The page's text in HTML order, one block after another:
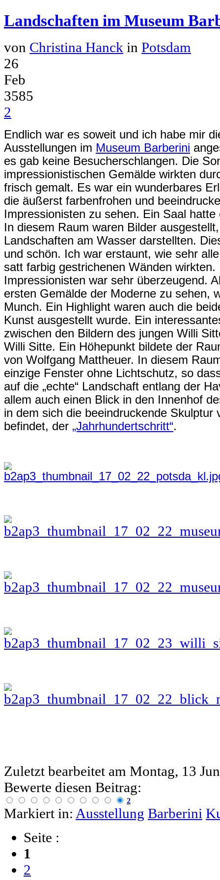
Landschaften im Museum
von Christina Hanck in Potsdam
26
Feb
3585
2
Endlich war es soweit und ich habe mir
Ausstellungen im Museum Barberini
es gab keine Besucherschlangen. Die
impressionistischen Gemälde wirkten
frisch gemalt. Es war ein wunderbares
die äußerst farbenfrohen und
Impressionisten zu sehen. Ein Saal
In diesem Raum waren Bilder
Landschaften am Wasser darstellten.
und schön. Ich war erstaunt, wie sehr
satt farbig gestrichenen Wänden
Impressionisten war sehr überzeugend.
ersten Gemälde der Moderne zu sehen,
Munch. Ein Highlight waren auch die
Kunst ausgestellt wurde. Ein
zwischen den Bildern des jungen Willi
Willi Sitte. Ein Höhepunkt bildete der
von Wolfgang Mattheuer. In diesem
einzige Fenster ohne Lichtschutz, so
auf die „echte“ Landschaft entlang der
allem auch einen Blick in den Innenhof
in dem sich die beeindruckende Skulptur
befindet, der „Jahrhundertschritt“.
Zuletzt bearbeitet am Montag, 13
Bewerte diesen Beitrag:
2
Markiert in: Ausstellung Barberini
Seite :
1
2